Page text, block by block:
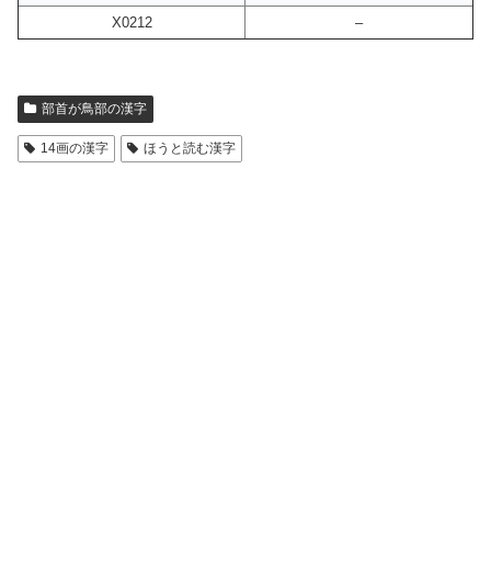
X0212
–
部首が鳥部の漢字
14画の漢字 ほうと読む漢字